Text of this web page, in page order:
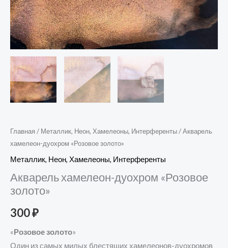
Главная / Металлик, Неон, Хамелеоны, Интерференты/ Акварель
хамелеон-дуохром «Розовое золото»
Металлик, Неон, Хамелеоны, Интерференты
Акварель хамелеон-дуохром «Розовое
золото»
300₽
«Розовое золото»
Один из самых милых блестящих хамелеонов-дуохромов